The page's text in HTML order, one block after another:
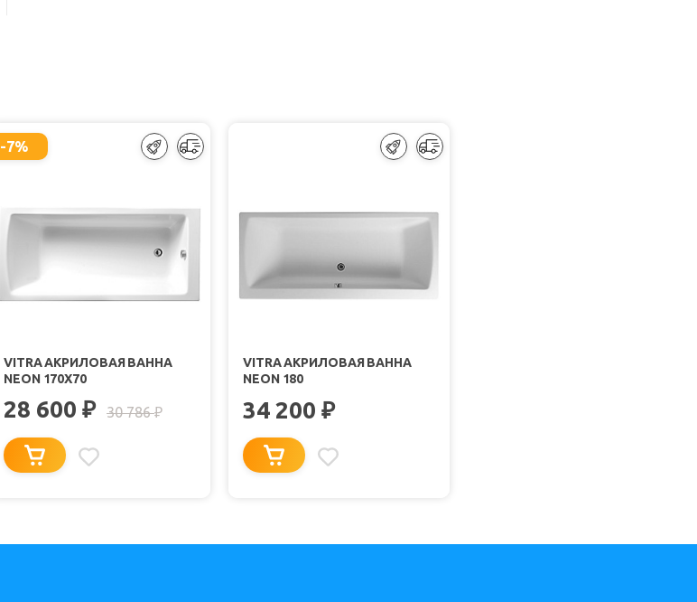
-7%
VITRA АКРИЛОВАЯ ВАННА
NEON 170X70
28 600 ₽ 30 786₽
VITRA АКРИЛОВАЯ ВАННА
NEON 180
34 200 ₽